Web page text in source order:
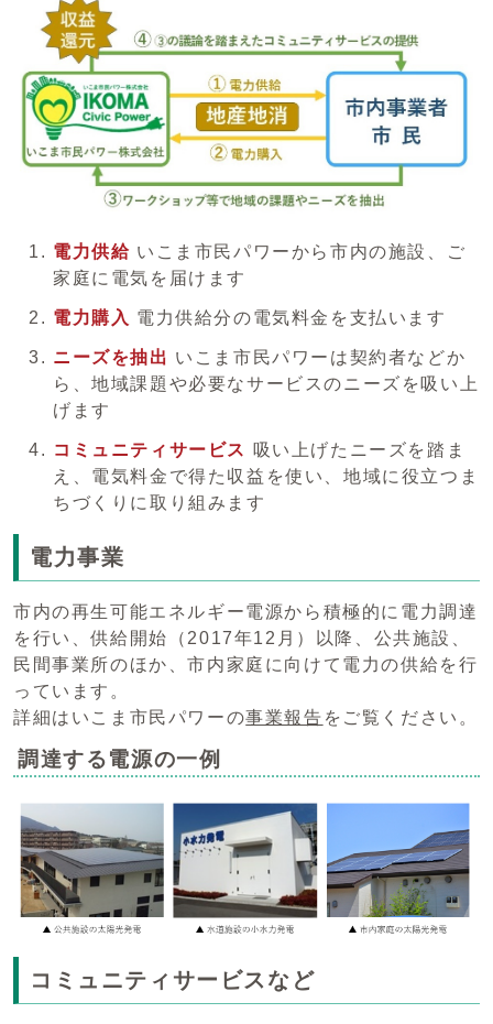
電力供給 いこま市民パワーから市内の施設、ご
家庭に電気を届けます
電力購入 電力供給分の電気料金を支払います
ニーズを抽出 いこま市民パワーは契約者などか
ら、地域課題や必要なサービスのニーズを吸い上
げます
コミュニティサービス
吸い上げたニーズを踏ま
え、電気料金で得た収益を使い、地域に役立つま
ちづくりに取り組みます
電力事業
市内の再生可能エネルギー電源から積極的に電力調達
を行い、供給開始（2017年12月）以降、公共施設、
民間事業所のほか、市内家庭に向けて電力の供給を行
っています。
詳細はいこま市民パワーの事業報告 をご覧ください。
調達する電源の一例
コミュニティサービスなど